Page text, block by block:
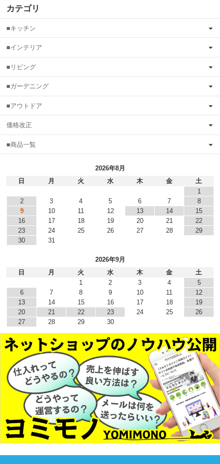
カテゴリ
■キッチン
■インテリア
■リビング
■ガーデニング
■アウトドア
価格改正
■商品一覧
2026年8月
日
月 火 水 木 金
土
1
2
3 4 5 6 7
8
9
10 11 12 13 14
15
16
17 18 19 20 21
22
23
24 25 26 27 28
29
30
31
2026年9月
日
月 火 水 木 金
土
1
2 3 4
5
6
7 8 9 10 11
12
13
14 15 16 17 18
19
20
21 22 23 24 25
26
27
28 29 30